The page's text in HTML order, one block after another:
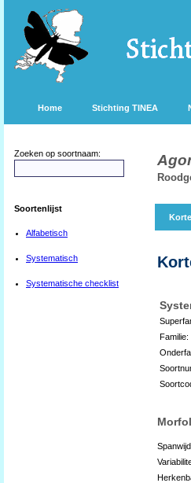
Home Stichting TINEA
Zoeken op soortnaam:
Soortenlijst
Alfabetisch
Systematisch
Systematische checklist
Familie: